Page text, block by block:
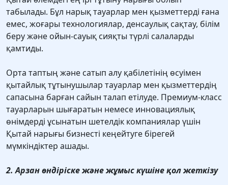
табылады. Бұл нарық тауарлар мен қызметтерді ғана
емес, жоғары технологиялар, денсаулық сақтау, білім
беру және ойын-сауық сияқты түрлі салаларды
қамтиды.
Орта таптың және сатып алу қабілетінің өсуімен
қытайлық тұтынушылар тауарлар мен қызметтердің
сапасына барған сайын талап етілуде. Премиум-класс
тауарларын шығаратын немесе инновациялық
өнімдерді ұсынатын шетелдік компаниялар үшін
Қытай нарығы бизнесті кеңейтуге бірегей
мүмкіндіктер ашады.
2. Арзан өндіріске және жұмыс күшіне қол жеткізу